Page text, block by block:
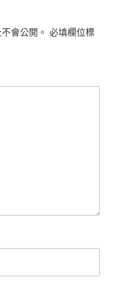
會公開。 必填欄位標